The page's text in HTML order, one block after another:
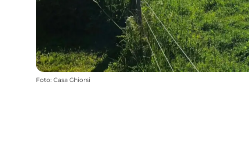
Foto: Casa Ghiorsi